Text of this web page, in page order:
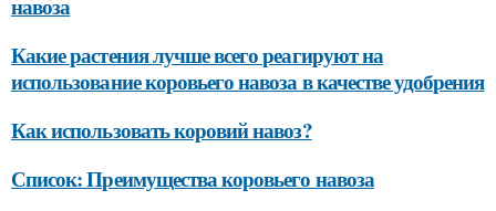
навоза
Какие растения лучше всего реагируют на
использование коровьего навоза в качестве удобрения
Как использовать коровий навоз?
Список: Преимущества коровьего навоза